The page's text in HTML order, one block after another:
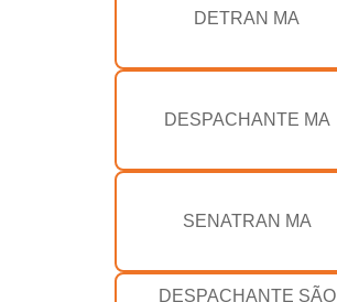
DETRAN MA
DESPACHANTE MA
SENATRAN MA
DESPACHANTE SÃO